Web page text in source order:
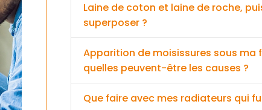
Laine de coton et laine de roche,
superposer ?
Apparition de moisissures sous ma
quelles peuvent-être les causes ?
Que faire avec mes radiateurs qui